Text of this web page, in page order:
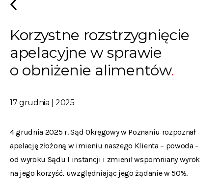
Korzystne rozstrzygnięcie
apelacyjne w sprawie
o obniżenie alimentów
17 grudnia | 2025
4 grudnia 2025 r. Sąd Okręgowy w Poznaniu rozpoznał
apelację złożoną w imieniu naszego Klienta – powoda –
od wyroku Sądu I instancji i zmienił wspomniany wyrok
na jego korzyść, uwzględniając jego żądanie w 50%.